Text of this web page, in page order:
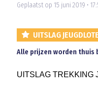
Geplaatst op 15 juni 2019 •
UITSLAG
Alle prijzen worden thuis
UITSLAG TREKKING